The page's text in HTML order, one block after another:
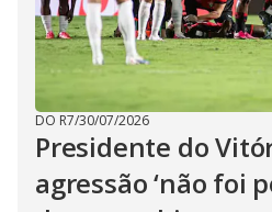
DO R7/30/07/2026
Presidente do
agressão ‘não foi